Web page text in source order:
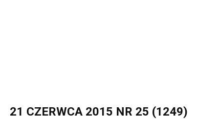
21 CZERWCA 2015 NR 25 (1249)